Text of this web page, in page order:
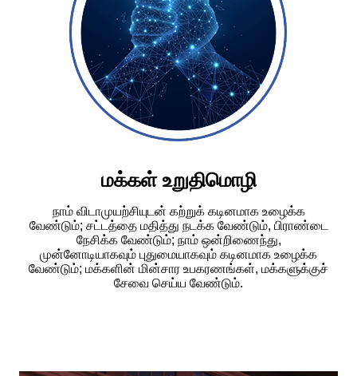
மக்கள் உறுதிமொழி
நாம் விடாமுயற்சியுடன் கற்றுக் கடினமாக உழைக்க
வேண்டும்; சட்டத்தை மதித்து நடக்க வேண்டும், பிராண்டை
நேசிக்க வேண்டும்; நாம் ஒன்றிணைந்து,
முன்னோடியாகவும் புதுமையாகவும் கடினமாக உழைக்க
வேண்டும்; மக்களின் மின்சார உபகரணங்கள், மக்களுக்குச்
சேவை செய்ய வேண்டும்.